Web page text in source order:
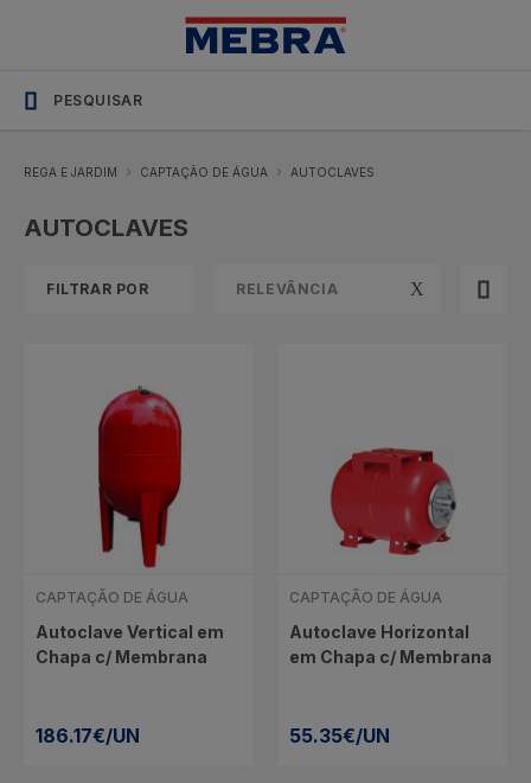
SHOP_CATEGORY_NAME
permanente
REGA E JARDIM CAPTAÇÃO DE ÁGUA AUTOCLAVES
AUTOCLAVES
FILTRAR POR RELEVÂNCIA
CAPTAÇÃO DE ÁGUA
Autoclave Vertical em
Chapa c/ Membrana
186.17€/UN
CAPTAÇÃO DE ÁGUA
Autoclave Horizontal
em Chapa c/ Membrana
55.35€/UN